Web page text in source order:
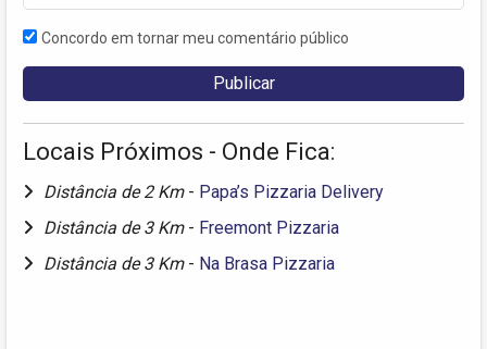
Concordo em tornar meu comentário público
Locais Próximos - Onde Fica:
Distância de 2 Km - Papa’s Pizzaria Delivery
Distância de 3 Km - Freemont Pizzaria
Distância de 3 Km - Na Brasa Pizzaria